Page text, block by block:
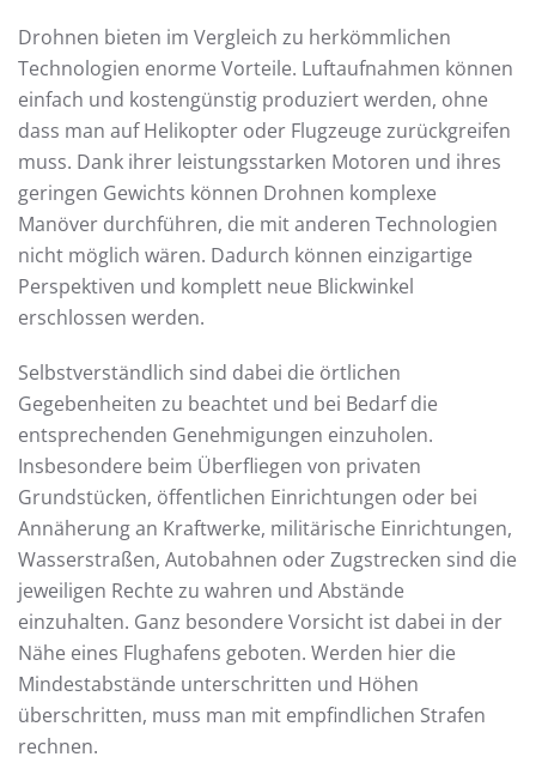
Drohnen bieten im Vergleich zu herkömmlichen
Technologien enorme Vorteile. Luftaufnahmen können
einfach und kostengünstig produziert werden, ohne
dass man auf Helikopter oder Flugzeuge zurückgreifen
muss. Dank ihrer leistungsstarken Motoren und ihres
geringen Gewichts können Drohnen komplexe
Manöver durchführen, die mit anderen Technologien
nicht möglich wären. Dadurch können einzigartige
Perspektiven und komplett neue Blickwinkel
erschlossen werden.
Selbstverständlich sind dabei die örtlichen
Gegebenheiten zu beachtet und bei Bedarf die
entsprechenden Genehmigungen einzuholen.
Insbesondere beim Überfliegen von privaten
Grundstücken, öffentlichen Einrichtungen oder bei
Annäherung an Kraftwerke, militärische Einrichtungen,
Wasserstraßen, Autobahnen oder Zugstrecken sind die
jeweiligen Rechte zu wahren und Abstände
einzuhalten. Ganz besondere Vorsicht ist dabei in der
Nähe eines Flughafens geboten. Werden hier die
Mindestabstände unterschritten und Höhen
überschritten, muss man mit empfindlichen Strafen
rechnen.